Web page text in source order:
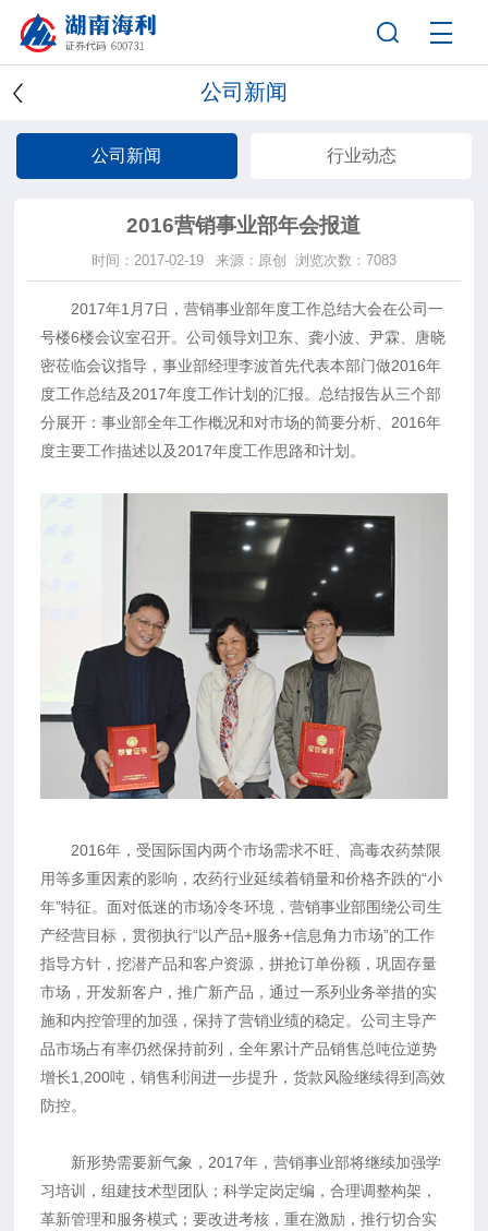
公司新闻
公司新闻 行业动态
2016营销事业部年会报道
时间：2017-02-19 来源：原创 浏览次数：7083
2017年1月7日，营销事业部年度工作总结大会在公司一
号楼6楼会议室召开。公司领导刘卫东、龚小波、尹霖、唐晓
密莅临会议指导，事业部经理李波首先代表本部门做2016年
度工作总结及2017年度工作计划的汇报。总结报告从三个部
分展开：事业部全年工作概况和对市场的简要分析、2016年
度主要工作描述以及2017年度工作思路和计划。
2016年，受国际国内两个市场需求不旺、高毒农药禁限
用等多重因素的影响，农药行业延续着销量和价格齐跌的“小
年”特征。面对低迷的市场冷冬环境，营销事业部围绕公司生
产经营目标，贯彻执行“以产品+服务+信息角力市场”的工作
指导方针，挖潜产品和客户资源，拼抢订单份额，巩固存量
市场，开发新客户，推广新产品，通过一系列业务举措的实
施和内控管理的加强，保持了营销业绩的稳定。公司主导产
品市场占有率仍然保持前列，全年累计产品销售总吨位逆势
增长1,200吨，销售利润进一步提升，货款风险继续得到高效
防控。
新形势需要新气象，2017年，营销事业部将继续加强学
习培训，组建技术型团队；科学定岗定编，合理调整构架，
革新管理和服务模式；要改进考核，重在激励，推行切合实